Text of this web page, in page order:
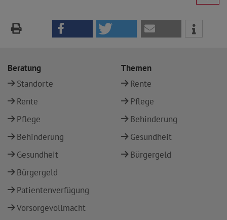
Beratung
Standorte
Rente
Pflege
Behinderung
Gesundheit
Bürgergeld
Patientenverfügung
Vorsorgevollmacht
Themen
Rente
Pflege
Behinderung
Gesundheit
Bürgergeld